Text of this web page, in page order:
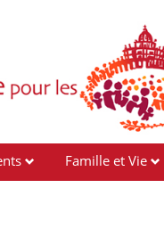
Famille et Vie